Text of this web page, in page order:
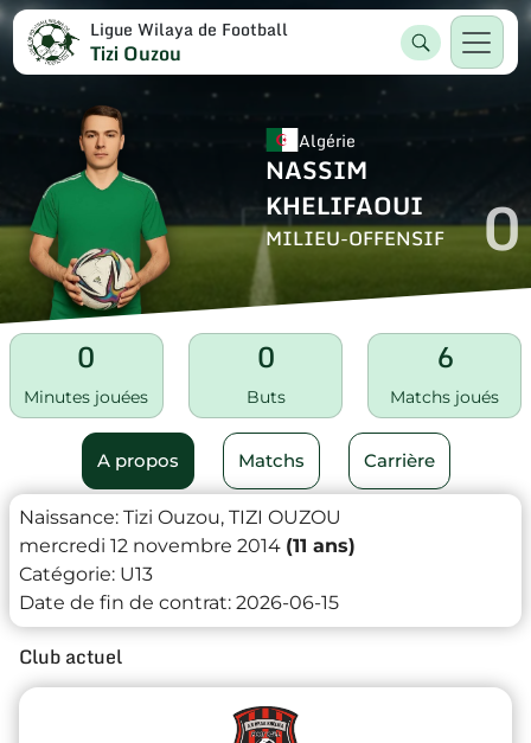
Ligue Wilaya de Football
Tizi Ouzou
Algérie
NASSIM
KHELIFAOUI
MILIEU-OFFENSIF 0
0
Minutes jouées
0
Buts
6
Matchs joués
A propos Matchs Carrière
Naissance: Tizi Ouzou, TIZI OUZOU
mercredi 12 novembre 2014 (11 ans)
Catégorie: U13
Date de fin de contrat: 2026-06-15
Club actuel